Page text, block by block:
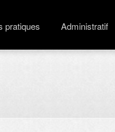
pratiques Administratif